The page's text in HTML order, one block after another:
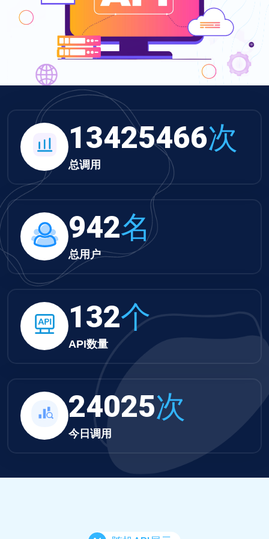
13425466次
总调用
942名
总用户
132个
API数量
24025次
今日调用